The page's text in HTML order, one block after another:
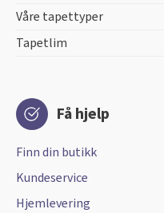
Våre tapettyper
Tapetlim
Få hjelp
Finn din butikk
Kundeservice
Hjemlevering